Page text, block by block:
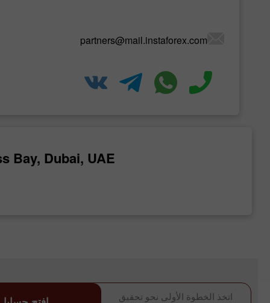
partners@mail.instaforex.com
Bay, Dubai, UAE
اتخذ الخطوة الأولى نحو تحقيق